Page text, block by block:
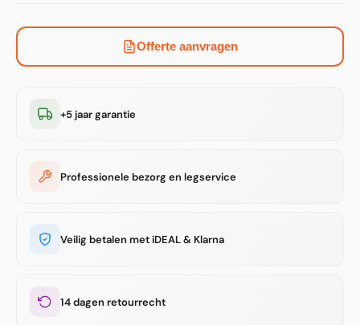
Offerte aanvragen
+5 jaar garantie
Professionele bezorg en legservice
Veilig betalen met iDEAL & Klarna
14 dagen retourrecht